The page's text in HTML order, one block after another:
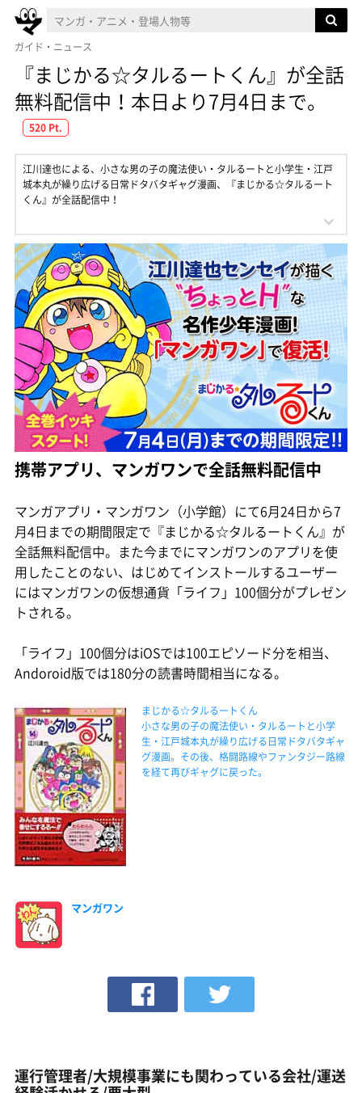
ガイド・ニュース
『まじかる☆タルるートくん』が全話
無料配信中！本日より7月4日まで。
520 Pt.
江川達也による、小さな男の子の魔法使い・タルるートと小学生・江戸
城本丸が繰り広げる日常ドタバタギャグ漫画、『まじかる☆タルるート
くん』が全話配信中！
携帯アプリ、マンガワンで全話無料配信中
マンガアプリ・マンガワン（小学館）にて6月24日から7
月4日までの期間限定で『まじかる☆タルるートくん』が
全話無料配信中。また今までにマンガワンのアプリを使
用したことのない、はじめてインストールするユーザー
にはマンガワンの仮想通貨「ライフ」100個分がプレゼン
トされる。
「ライフ」100個分はiOSでは100エピソード分を相当、
Andoroid版では180分の読書時間相当になる。
まじかる☆タルるートくん
小さな男の子の魔法使い・タルるートと小学
生・江戸城本丸が繰り広げる日常ドタバタギャ
グ漫画。その後、格闘路線やファンタジー路線
を経て再びギャグに戻った。
マンガワン
運行管理者/大規模事業にも関わっている会社/運送